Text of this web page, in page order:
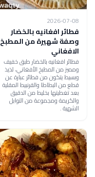
2026-07-08
فطائر افغانيه بالخضار
وصفة شهيرة من المطبخ
الافغاني
فطائر افغانيه بالخضار طبق خفيف
ومميز من المطبخ الأفغاني، لذيذ
وبسيط يتكون من فطائر عبارة عن
قطع من البطاطا والقرنبيط المقلية
بعد تغطيتها بخليط من الدقيق
والكريمة ومجموعة من التوابل
الشهية .